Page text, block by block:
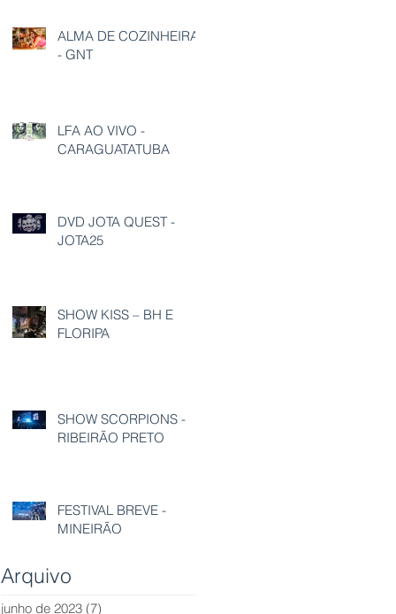
ALMA DE COZINHEIRA
- GNT
LFA AO VIVO -
CARAGUATATUBA
DVD JOTA QUEST -
JOTA25
SHOW KISS – BH E
FLORIPA
SHOW SCORPIONS -
RIBEIRÃO PRETO
FESTIVAL BREVE -
MINEIRÃO
Arquivo
junho de 2023 (7)